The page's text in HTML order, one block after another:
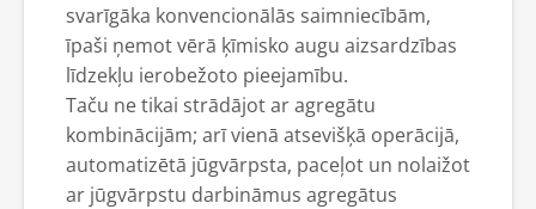
svarīgāka konvencionālās saimniecībām,
īpaši ņemot vērā ķīmisko augu aizsardzības
līdzekļu ierobežoto pieejamību.
Taču ne tikai strādājot ar agregātu
kombinācijām; arī vienā atsevišķā operācijā,
automatizētā jūgvārpsta, paceļot un nolaižot
ar jūgvārpstu darbināmus agregātus